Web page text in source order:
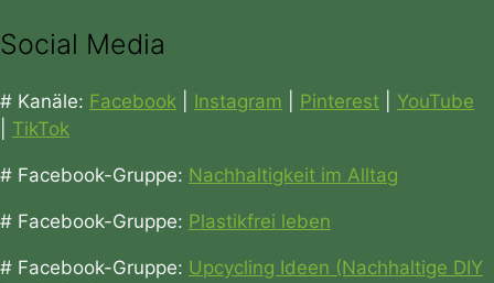
Social Media
# Kanäle: Facebook Instagram Pinterest
YouTube
TikTok
# Facebook-Gruppe: Nachhaltigkeit im Alltag
# Facebook-Gruppe: Plastikfrei leben
# Facebook-Gruppe: Upcycling Ideen (Nachhaltige DIY